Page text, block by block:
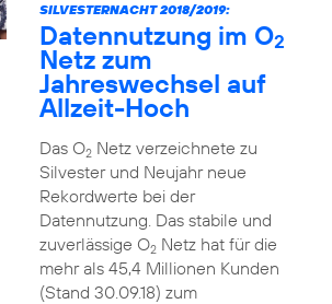
SILVESTERNACHT 2018/2019:
Datennutzung im O2
Netz zum
Jahreswechsel auf
Allzeit-Hoch
Das O2Netz verzeichnete zu
Silvester und Neujahr neue
Rekordwerte bei der
Datennutzung. Das stabile und
zuverlässige O2Netz hat für die
mehr als 45,4 Millionen Kunden
(Stand 30.09.18) zum